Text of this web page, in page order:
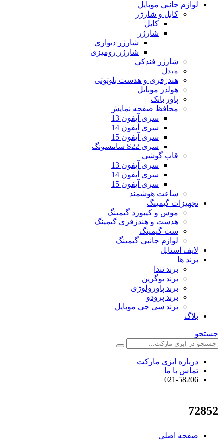
لوازم جانبی موبایل
کابل و شارژر
کابل
شارژر
شارژر دیواری
شارژر رومیزی
شارژر فندکی
مبدل
هندزفری و هدست بلوتوثی
هولدر موبایل
پاور بانک
محافظ صفحه نمایش
سری آیفون 13
سری آیفون 14
سری آیفون 15
سری S22 سامسونگ
قاب گوشی
سری آیفون 13
سری آیفون 14
سری آیفون 15
ساعت هوشمند
تجهیزات گیمینگ
موس و کیبورد گیمینگ
هدست و هندزفری گیمینگ
ست گیمینگ
لوازم جانبی گیمینگ
لایف استایل
برند ها
برند تندا
برند یوگرین
برند پاورولوژی
برند پرودو
برند سی جی موبایل
بلاگ
جستجو
درباره ایزی مارکت
تماس با ما
021-58206
72852
صفحه اصلی